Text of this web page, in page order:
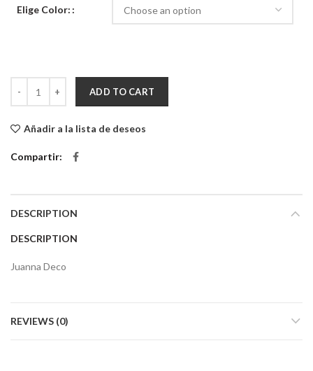
Elige Color:
ADD TO CART
Añadir a la lista de deseos
Compartir
DESCRIPTION
DESCRIPTION
Juanna Deco
REVIEWS (0)